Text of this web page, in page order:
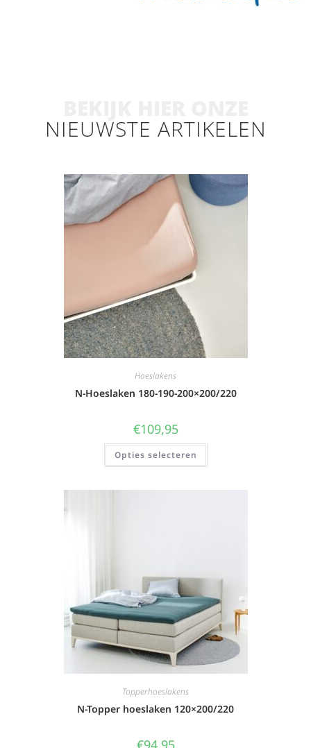
NIEUWSTE ARTIKELEN
Hoeslakens
N-Hoeslaken 180-190-200×200/220
€109,95
Opties selecteren
Topperhoeslakens
N-Topper hoeslaken 120×200/220
€94,95